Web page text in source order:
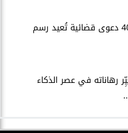
سامر شقير: 40 دعوى قضائية تُعيد رسم
رهاناته في عصر الذكاء